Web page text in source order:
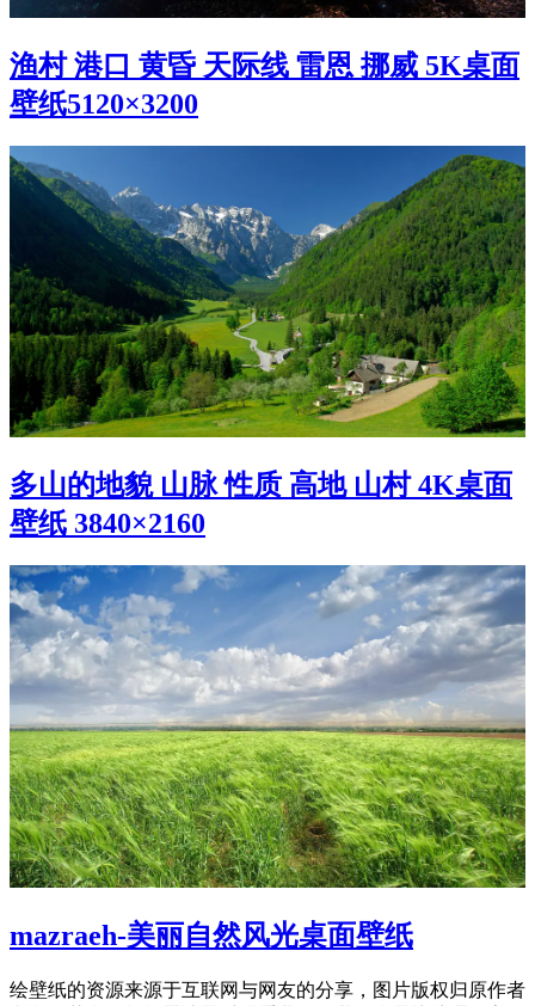
渔村 港口 黄昏 天际线 雷恩 挪威 5K桌面
壁纸5120×3200
多山的地貌 山脉 性质 高地 山村 4K桌面
壁纸 3840×2160
mazraeh-美丽自然风光桌面壁纸
绘壁纸的资源来源于互联网与网友的分享，图片版权归原作者